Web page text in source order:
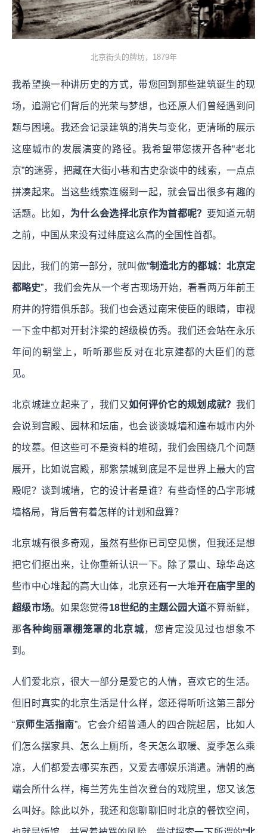
北京街头的牌坊，1879年
我希望换一种讲历史的方式，带您回到那些建筑诞生的现
场，追溯它们背后的光荣与梦想，也还原人们曾经遇到问
题与困境。我还会记录建筑的消失与变化，更清晰的展示
这座城市的发展演变的路径。我希望带您拨开各种“老北
京”的迷雾，把藏在大街小巷和古史杂谈中的线索，一点点
拼凑起来。当这些线索连缀到一起，就会冒出很多有趣的
话题。比如， 为什么会选择北京作为首都呢？ 要知道元朝
之前，中国从来没有过纬度这么高的全国性首都。
因此，我们的第一部分，就叫做“制造北方的都城：北京定
都略史”，我们会先从一个考古现场开始，看看两万年前王
府井的狩猎俱乐部。我们也会透过南宋使臣的眼睛，审视
一下金中都对开封汴梁的超级模仿秀。我们还会站在永乐
年间的朝堂上，听听那些反对在北京建都的大臣们的意
见。
北京城建立起来了，我们又如何评价它的规划成就？ 我们
会说到宫殿、园林和坛庙，也会谈谈城墙和遍布城市内外
的坟墓。但这些可不是资料的堆砌，我们会围绕几个问题
展开，比如说宫殿，那紫禁城到底是不是世界上最大的宫
殿呢？谈到城墙，它的设计者是谁？有些奇怪的凸字形城
墙格局，背后曾有着怎样的计划和盘算？
北京城有很多奇观，虽然有些你已司空见惯，但我还是想
把它们抠出来，让你重新认识一下。除了景山、琼华岛这
些市中心堆起的高大山体，北京还有一大堆开在庙宇里的
超级市场。如果您觉得18世纪的主题公园大道不算新鲜，
那各种绚丽罩棚笼罩的北京城，您肯定没见过也想象不
到。
人们爱北京，很大一部分是爱它的人情，喜欢它的生活。
但旧时真实的北京生活是什么样，您还得听听这第三部分
“京师生活指南”。它会介绍普通人的四合院起居，比如人
们怎么摆家具、怎么上厕所，冬天怎么取暖、夏季怎么乘
凉，人们都爱去哪买东西，又爱去哪娱乐消遣。清朝的高
端会所什么样，梅兰芳先生首次登台的戏院里，您又该怎
么叫好。除此以外，我还和您聊聊旧时北京的餐饮空间，